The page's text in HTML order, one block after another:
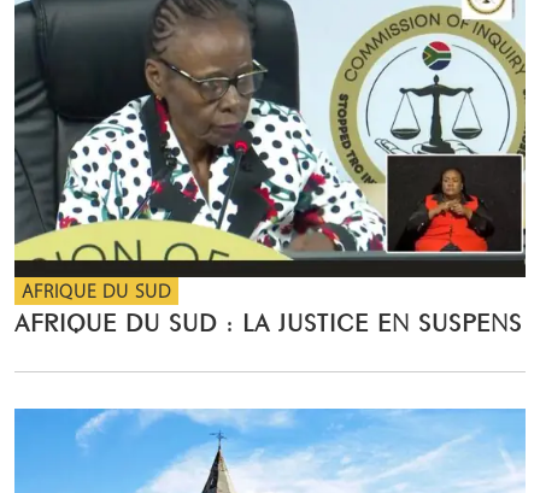
AFRIQUE DU SUD
AFRIQUE DU SUD : LA JUSTICE EN SUSPENS